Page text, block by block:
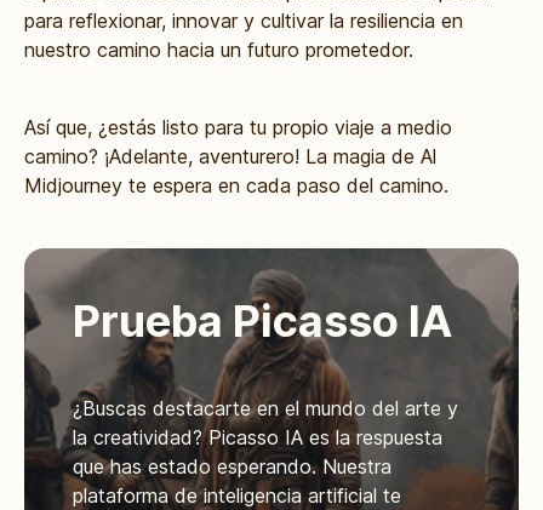
para reflexionar, innovar y cultivar la resiliencia en
nuestro camino hacia un futuro prometedor.
Así que, ¿estás listo para tu propio viaje a medio
camino? ¡Adelante, aventurero! La magia de Al
Midjourney te espera en cada paso del camino.
Prueba Picasso IA
¿Buscas destacarte en el mundo del arte y
la creatividad? Picasso IA es la respuesta
que has estado esperando. Nuestra
plataforma de inteligencia artificial te